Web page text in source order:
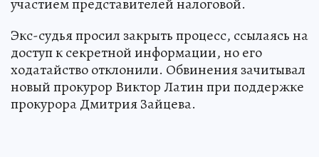
Экс-судья просил закрыть процесс, ссылаясь на
доступ к секретной информации, но его
ходатайство отклонили. Обвинения зачитывал
новый прокурор Виктор Латин при поддержке
прокурора Дмитрия Зайцева.